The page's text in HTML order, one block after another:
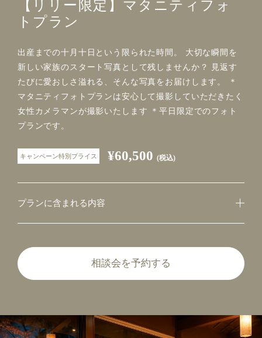
【リリー限定】マタニティフォ
トプラン
出産までの十月十日という限られた時間。 大切な瞬間を
新しい家族のスタート写真として残しませんか？ 見返す
たびに愛おしさ溢れる、そんな写真をお届けします。 ＊
マタニティフォトプランは安心して撮影していただきたく
女性カメラマンが撮影いたします ＊平日限定でのフォト
プランです。
キャンペーン特別プライス ¥60,500 (税込)
プランに含まれる内容
相談会を予約する